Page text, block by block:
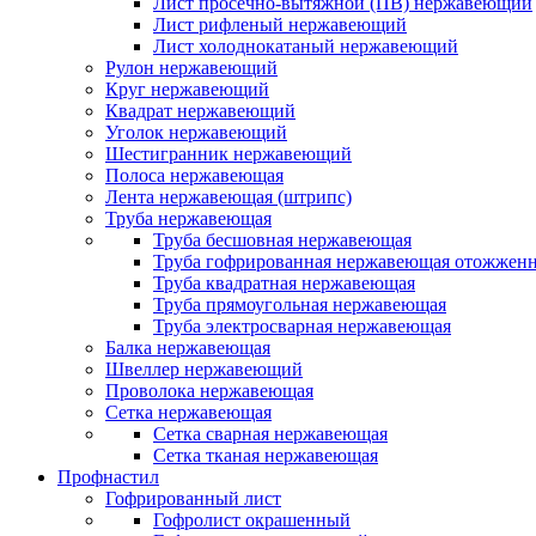
Лист рифленый нержавеющий
Лист холоднокатаный нержавеющий
Рулон нержавеющий
Круг нержавеющий
Квадрат нержавеющий
Уголок нержавеющий
Шестигранник нержавеющий
Полоса нержавеющая
Лента нержавеющая (штрипс)
Труба нержавеющая
Труба бесшовная нержавеющая
Труба гофрированная нержавеющая
Труба квадратная нержавеющая
Труба прямоугольная нержавеющая
Труба электросварная нержавеющая
Балка нержавеющая
Швеллер нержавеющий
Проволока нержавеющая
Сетка нержавеющая
Сетка сварная нержавеющая
Сетка тканая нержавеющая
Профнастил
Гофрированный лист
Гофролист окрашенный